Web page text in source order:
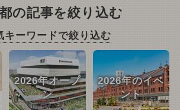
の記事を絞り込む
キーワードで絞り込む
2026年オープ
ン
2026年のイベ
ント